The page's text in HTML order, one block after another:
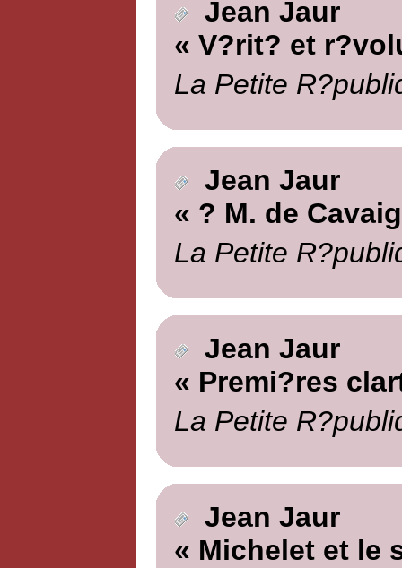
Jean Jaur
« V?rit? et
La Petite
Jean Jaur
« ? M. de
La Petite
Jean Jaur
« Premi?res
La Petite
Jean Jaur
« Michelet et le